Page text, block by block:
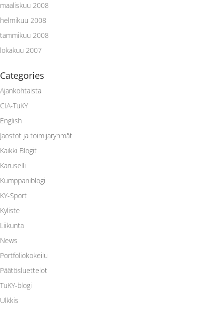
maaliskuu 2008
helmikuu 2008
tammikuu 2008
lokakuu 2007
Categories
Ajankohtaista
CIA-TuKY
English
Jaostot ja toimijaryhmät
Kaikki Blogit
Karuselli
Kumppaniblogi
KY-Sport
Kyliste
Liikunta
News
Portfoliokokeilu
Päätösluettelot
TuKY-blogi
Ulkkis